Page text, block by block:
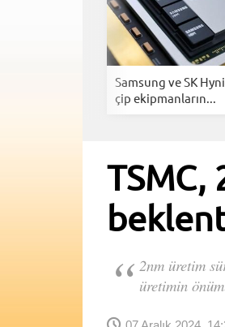
Samsung ve SK
çip ekipmanların...
TSMC,
2nm üretim
üretimin